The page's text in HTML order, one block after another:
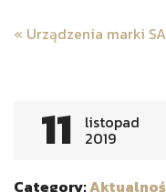
Post
navigation
« Urządzenia marki
11 listopad
2019
Category: